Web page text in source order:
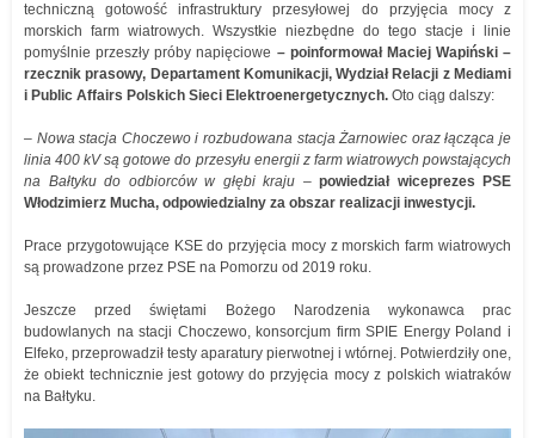
techniczną gotowość infrastruktury przesyłowej do przyjęcia mocy z
morskich farm wiatrowych. Wszystkie niezbędne do tego stacje i linie
pomyślnie przeszły próby napięciowe – poinformował Maciej Wapiński –
rzecznik prasowy, Departament Komunikacji, Wydział Relacji z Mediami
i Public Affairs Polskich Sieci Elektroenergetycznych. Oto ciąg dalszy:
– Nowa stacja Choczewo i rozbudowana stacja Żarnowiec oraz łącząca je
linia 400 kV są gotowe do przesyłu energii z farm wiatrowych powstających
na Bałtyku do odbiorców w głębi kraju – powiedział wiceprezes PSE
Włodzimierz Mucha, odpowiedzialny za obszar realizacji inwestycji.
Prace przygotowujące KSE do przyjęcia mocy z morskich farm wiatrowych
są prowadzone przez PSE na Pomorzu od 2019 roku.
Jeszcze przed świętami Bożego Narodzenia wykonawca prac
budowlanych na stacji Choczewo, konsorcjum firm SPIE Energy Poland i
Elfeko, przeprowadził testy aparatury pierwotnej i wtórnej. Potwierdziły one,
że obiekt technicznie jest gotowy do przyjęcia mocy z polskich wiatraków
na Bałtyku.